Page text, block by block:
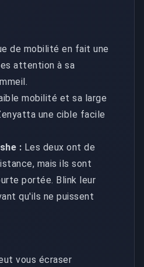
de mobilité en fait une
attention à sa
mobilité et sa large
une cible facile
: Les deux ont de
mais ils sont
portée. Blink leur
qu'ils ne puissent
vous écraser